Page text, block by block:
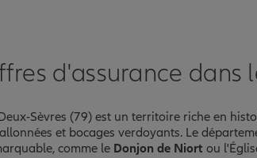
d'assurance dans
Sèvres (79) est un territoire riche en
et bocages verdoyants. Le
comme le Donjon de Niort ou